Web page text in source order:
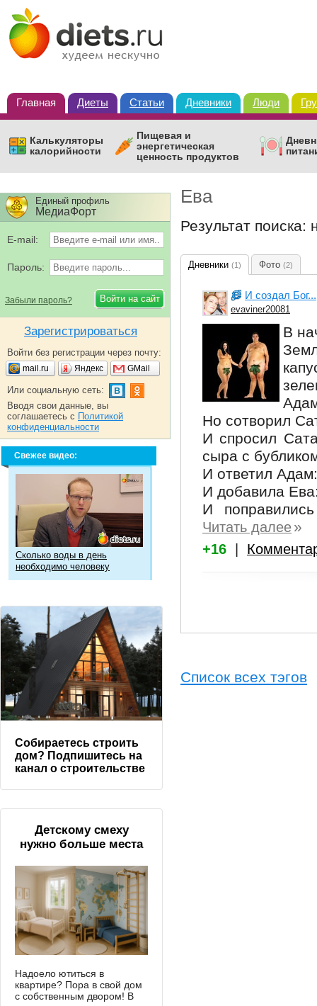
Главная Диеты Статьи Дневники Люди
Калькуляторы
калорийности
Пищевая и
энергетическая
ценность продуктов
Ева
Результат
Дневники (1) Фото (2)
И создал Бог...
evaviner20081
В
Но сотворил
И спросил
сыра с
И ответил
И добавила
И
Читать далее»
+16
Список всех тэгов
Единый профиль
МедиаФорт
E-mail:
Пароль:
Забыли пароль?
Зарегистрироваться
Войти без регистрации через почту:
mail.ru Яндекс GMail
Или социальную сеть:
Вводя свои данные, вы
соглашаетесь с Политикой
конфиденциальности
Свежее видео:
Сколько воды в день
необходимо человеку
Собираетесь строить
дом? Подпишитесь на
канал о строительстве
Детскому смеху
нужно больше места
Надоело ютиться в
квартире? Пора в свой дом
с собственным двором! В